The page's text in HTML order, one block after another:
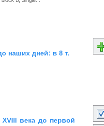
наших дней: в 8 т.
века до первой